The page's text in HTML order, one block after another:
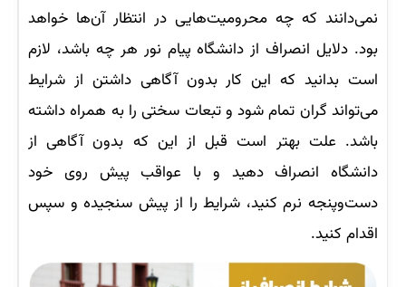
نمی‌دانند که چه محرومیت‌هایی در انتظار آن‌ها خواهد
بود. دلایل انصراف از دانشگاه پیام نور هر چه باشد، لازم
است بدانید که این کار بدون آگاهی داشتن از شرایط
می‌تواند گران تمام شود و تبعات سختی را به همراه داشته
باشد. علت بهتر است قبل از این که بدون آگاهی از
دانشگاه انصراف دهید و با عواقب پیش روی خود
دست‌وپنجه نرم کنید، شرایط را از پیش سنجیده و سپس
اقدام کنید.